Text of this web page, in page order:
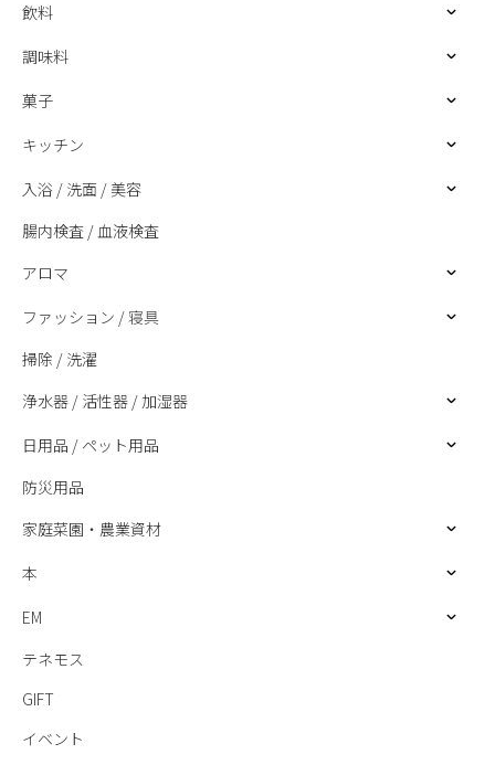
飲料
調味料
菓子
キッチン
入浴 / 洗面 / 美容
腸内検査 / 血液検査
アロマ
ファッション / 寝具
掃除 / 洗濯
浄水器 / 活性器 / 加湿器
日用品 / ペット用品
防災用品
家庭菜園・農業資材
本
EM
テネモス
GIFT
イベント